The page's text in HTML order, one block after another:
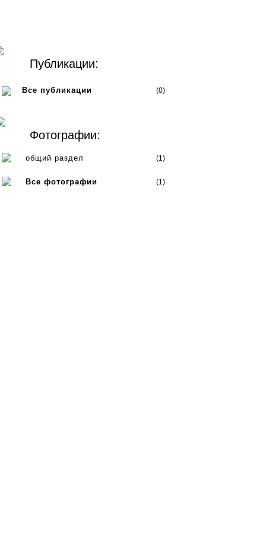
Публикации:
Все публикации (0)
Фотографии:
общий раздел (1)
Все фотографии (1)